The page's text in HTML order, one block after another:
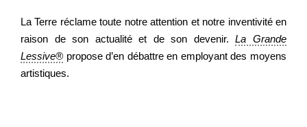
La Terre réclame toute notre attention et notre inventivité en
raison de son actualité et de son devenir.La Grande
Lessive® propose d’en débattre en employant des moyens
artistiques.